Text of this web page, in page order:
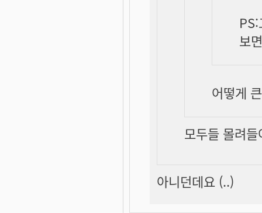
보
어떻게 큰
모두들 몰려
아니던데요 (..)